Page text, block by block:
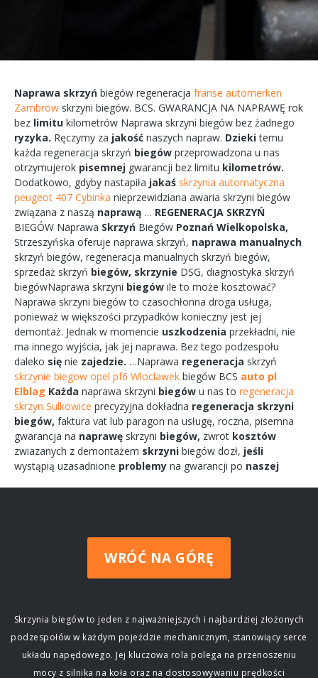
Naprawa skrzyń biegów regeneracja franse automerken
Zambrow skrzyni biegów. BCS. GWARANCJA NA NAPRAWĘ rok
bez limitu kilometrów Naprawa skrzyni biegów bez żadnego
ryzyka. Ręczymy za jakość naszych napraw. Dziekitemu
każda regeneracja skrzyń biegów przeprowadzona u nas
otrzymujerok pisemnej gwarancji bez limitu kilometrów.
Dodatkowo, gdyby nastapiła jakaś skrzynia automatyczna
peugeot 407 Cybinka nieprzewidziana awaria skrzyni biegów
związana z naszą naprawą … REGENERACJA SKRZYŃ
BIEGÓW Naprawa Skrzyń Biegów Poznań Wielkopolska,
Strzeszyńska oferuje naprawa skrzyń, naprawa manualnych
skrzyń biegów, regeneracja manualnych skrzyń biegów,
sprzedaż skrzyń biegów, skrzynie DSG, diagnostyka skrzyń
biegówNaprawa skrzyni biegów ile to może kosztować?
Naprawa skrzyni biegówto czasochłonna droga usługa,
ponieważ w większości przypadków konieczny jest jej
demontaż. Jednak w momencie uszkodzenia przekładni, nie
ma innego wyjścia, jak jej naprawa. Bez tego podzespołu
daleko się nie zajedzie. …Naprawa regeneracja skrzyń
skrzynie biegow opel pf6 Wloclawek biegów BCS auto pl
Elblag Każda naprawa skrzyni biegów u nas to regeneracja
skrzyn Sulkowice precyzyjna dokładna regeneracja skrzyni
biegów, faktura vat lub paragon na usługę, roczna, pisemna
gwarancja na naprawę skrzyni biegów, zwrot kosztów
zwiazanych z demontażem skrzyni biegów dozł, jeśli
wystąpią uzasadnione problemy na gwarancji po naszej
WRÓĆ NA GÓRĘ
Skrzynia biegów to jeden z najważniejszych i najbardziej złożonych
podzespołów w każdym pojeździe mechanicznym, stanowiący serce
układu napędowego. Jej kluczowa rola polega na przenoszeniu
mocy z silnika na koła oraz na dostosowywaniu prędkości